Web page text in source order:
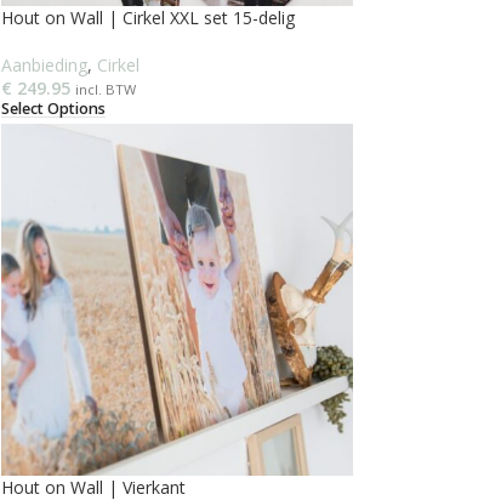
Hout on Wall | Cirkel XXL set 15-delig
Aanbieding, Cirkel
€ 249.95 incl. BTW
Select Options
Hout on Wall | Vierkant